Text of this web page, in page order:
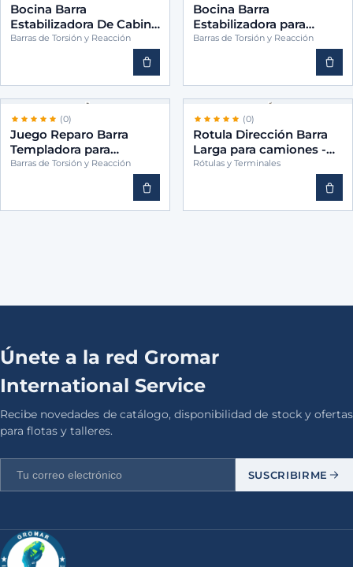
Bocina Barra
Estabilizadora De Cabina
para camiones -BINS
Barras de Torsión y Reacción
Bocina Barra
Estabilizadora para
camiones -BINS 2157762
Barras de Torsión y Reacción
(0)
Juego Reparo Barra
Templadora para
camiones -CEI 3302011
Barras de Torsión y Reacción
(0)
Rotula Dirección Barra
Larga para camiones -
CEI 1738379
Rótulas y Terminales
Únete a la red Gromar
International Service
Recibe novedades de catálogo, disponibilidad de stock y ofertas
para flotas y talleres.
SUSCRIBIRME